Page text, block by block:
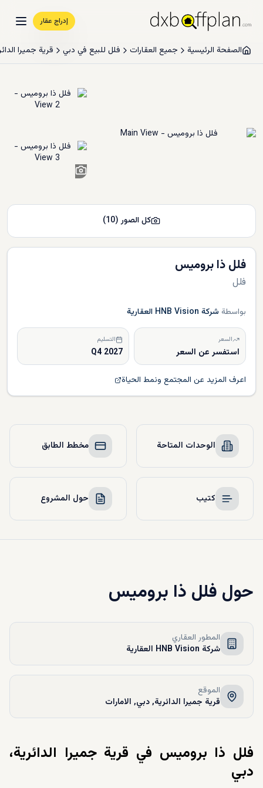
إدراج عقار
الصفحة الرئيسية جميع العقارات فلل للبيع في دبي قرية جميرا
فلل ذا بروميس
فلل
بواسطة شركة HNB Vision العقارية
السعر
استفسر عن السعر
التسليم
Q4 2027
اعرف المزيد عن المجتمع ونمط الحياة
كل الصور(
10
)
الوحدات المتاحة مخطط الطابق
كتيب حول المشروع
حول فلل ذا بروميس
المطور العقاري
شركة HNB Vision العقارية
الموقع
قرية جميرا الدائرية, دبي, الامارات
فلل ذا بروميس في قرية جميرا الدائرية،
دبي